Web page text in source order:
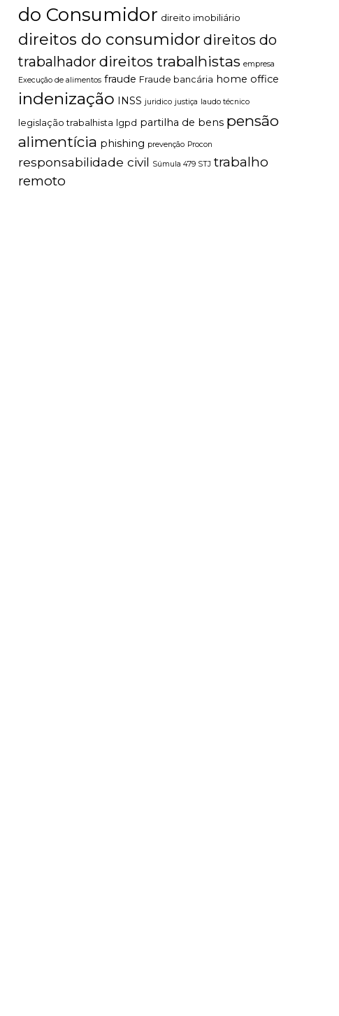
do Consumidor direito imobiliário
direitos do consumidor direitos do
trabalhador direitos trabalhistas empresa
Execução de alimentos fraude Fraude bancária home office
indenização INSS juridico justiça laudo técnico
legislação trabalhista lgpd partilha de bens pensão
alimentícia phishing prevenção Procon
responsabilidade civil Súmula 479 STJ trabalho
remoto